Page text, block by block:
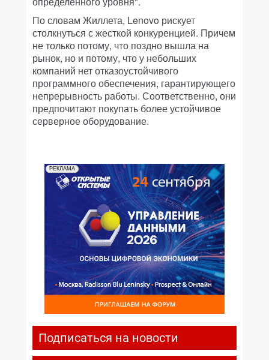
По словам Жиллета, Lenovo рискует
столкнуться с жесткой конкуренцией. Причем
не только потому, что поздно вышла на
рынок, но и потому, что у небольших
компаний нет отказоустойчивого
программного обеспечения, гарантирующего
непрерывность работы. Соответственно, они
предпочитают покупать более устойчивое
серверное оборудование.
РЕКЛАМА
Подписаться на новости